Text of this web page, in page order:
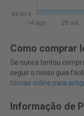
Como comprar
Se nunca tentou
seguir o nosso guia fácil:
tóricas online para
Informação de